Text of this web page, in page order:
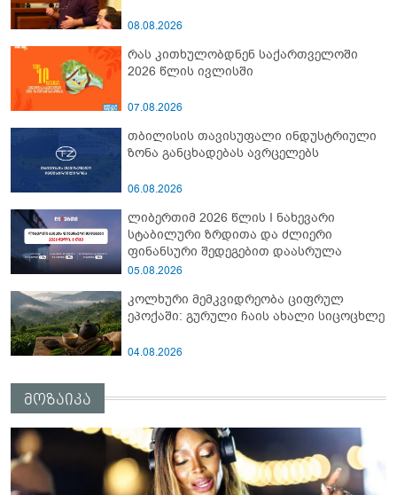
08.08.2026
რას კითხულობდნენ საქართველოში
2026 წლის ივლისში
07.08.2026
თბილისის თავისუფალი ინდუსტრიული
ზონა განცხადებას ავრცელებს
06.08.2026
ლიბერთიმ 2026 წლის I ნახევარი
სტაბილური ზრდითა და ძლიერი
ფინანსური შედეგებით დაასრულა
05.08.2026
კოლხური მემკვიდრეობა ციფრულ
ეპოქაში: გურული ჩაის ახალი სიცოცხლე
04.08.2026
მოზაიკა